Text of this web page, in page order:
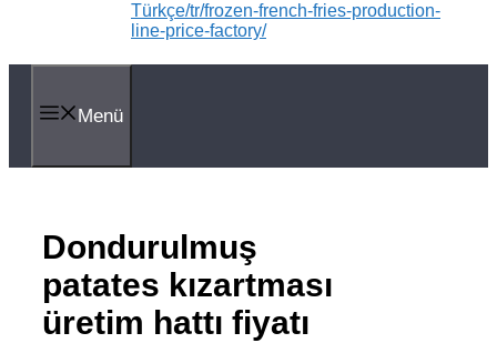
Türkçe/tr/frozen-french-fries-production-
line-price-factory/
Menü
Dondurulmuş
patates kızartması
üretim hattı fiyatı